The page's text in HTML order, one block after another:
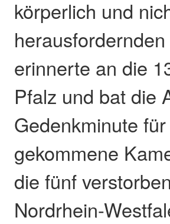
körperlich und
erinnerte an die
Pfalz und bat die
Gedenkminute
gekommene
die fünf
Nordrhein-